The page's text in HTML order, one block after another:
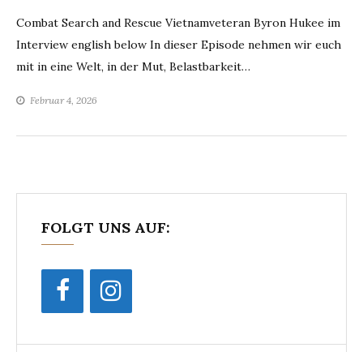
Combat Search and Rescue Vietnamveteran Byron Hukee im
Interview english below In dieser Episode nehmen wir euch
mit in eine Welt, in der Mut, Belastbarkeit…
Februar 4, 2026
FOLGT UNS AUF: